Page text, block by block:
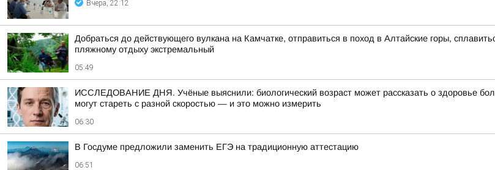
Вчера, 22:12
Добраться до действующего вулкана на Камчатке, отправиться в поход в Алтайские горы,
пляжному отдыху экстремальный
05:49
ИССЛЕДОВАНИЕ ДНЯ. Учёные выяснили: биологический возраст может рассказать о здоровье
могут стареть с разной скоростью — и это можно измерить
06:30
В Госдуме предложили заменить ЕГЭ на традиционную аттестацию
06:51